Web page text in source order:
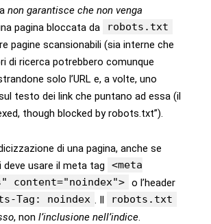
non garantisce che non venga
pagina bloccata da
robots.txt
pagine scansionabili (sia interne che
di ricerca potrebbero comunque
solo l’URL e, a volte, uno
testo dei link che puntano ad essa (il
though blocked by robots.txt”).
di una pagina, anche se
deve usare il meta tag
<meta
content="noindex"> o l’header
Tag: noindex . Il
robots.txt
, non l’inclusione nell’indice